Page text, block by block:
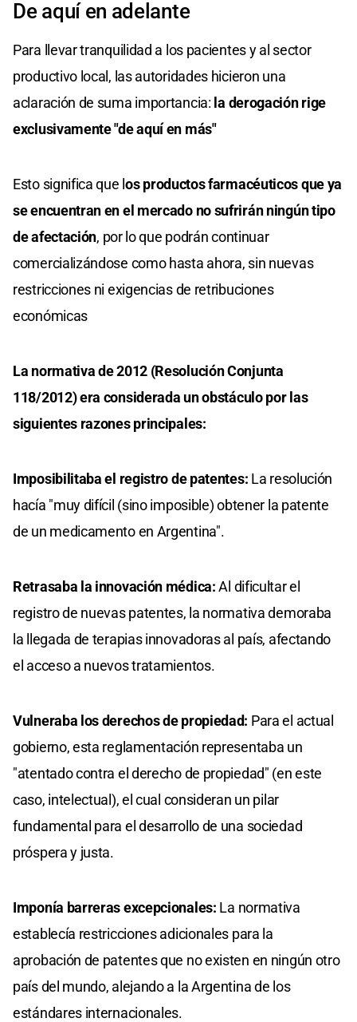
De aquí en adelante
Para llevar tranquilidad a los pacientes y al sector
productivo local, las autoridades hicieron una
aclaración de suma importancia: la derogación rige
exclusivamente "de aquí en más"
Esto significa que los productos farmacéuticos que ya
se encuentran en el mercado no sufrirán ningún tipo
de afectación, por lo que podrán continuar
comercializándose como hasta ahora, sin nuevas
restricciones ni exigencias de retribuciones
económicas
La normativa de 2012 (Resolución Conjunta
118/2012) era considerada un obstáculo por las
siguientes razones principales:
Imposibilitaba el registro de patentes: La resolución
hacía "muy difícil (sino imposible) obtener la patente
de un medicamento en Argentina".
Retrasaba la innovación médica:Al dificultar el
registro de nuevas patentes, la normativa demoraba
la llegada de terapias innovadoras al país, afectando
el acceso a nuevos tratamientos.
Vulneraba los derechos de propiedad: Para el actual
gobierno, esta reglamentación representaba un
"atentado contra el derecho de propiedad" (en este
caso, intelectual), el cual consideran un pilar
fundamental para el desarrollo de una sociedad
próspera y justa.
Imponía barreras excepcionales: La normativa
establecía restricciones adicionales para la
aprobación de patentes que no existen en ningún otro
país del mundo, alejando a la Argentina de los
estándares internacionales.